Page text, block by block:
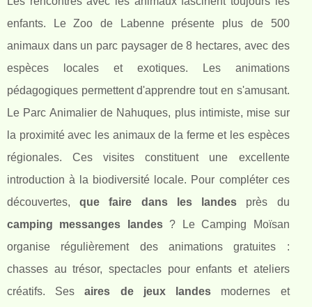
enfants. Le Zoo de Labenne présente plus de 500
animaux dans un parc paysager de 8 hectares, avec des
espèces locales et exotiques. Les animations
pédagogiques permettent d'apprendre tout en s'amusant.
Le Parc Animalier de Nahuques, plus intimiste, mise sur
la proximité avec les animaux de la ferme et les espèces
régionales. Ces visites constituent une excellente
introduction à la biodiversité locale. Pour compléter ces
découvertes,que faire dans les landes près du
camping messanges landes? Le Camping Moïsan
organise régulièrement des animations gratuites :
chasses au trésor, spectacles pour enfants et ateliers
créatifs. Sesaires de jeux landes modernes et